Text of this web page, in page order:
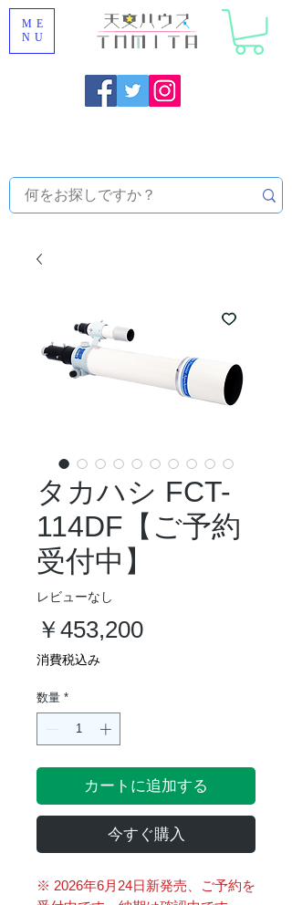
ME
NU
タカハシ FCT-
114DF【ご予約
受付中】
レビューなし
￥453,200価
消費税込み
数量 *
カートに追加する
今すぐ購入
※ 2026年6月24日新発売、ご予約を